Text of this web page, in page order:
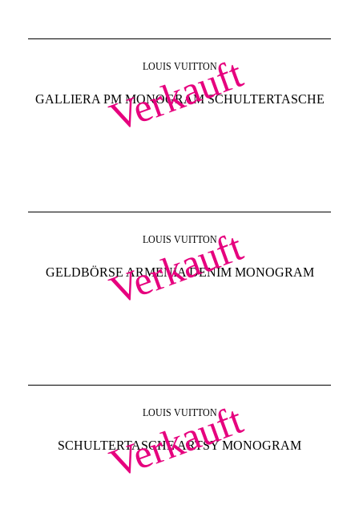
Verkauft
LOUIS VUITTON
GALLIERA PM MONOGRAM SCHULTERTASCHE
Verkauft
LOUIS VUITTON
GELDBÖRSE ARMENIA DENIM MONOGRAM
Verkauft
LOUIS VUITTON
SCHULTERTASCHE ARTSY MONOGRAM